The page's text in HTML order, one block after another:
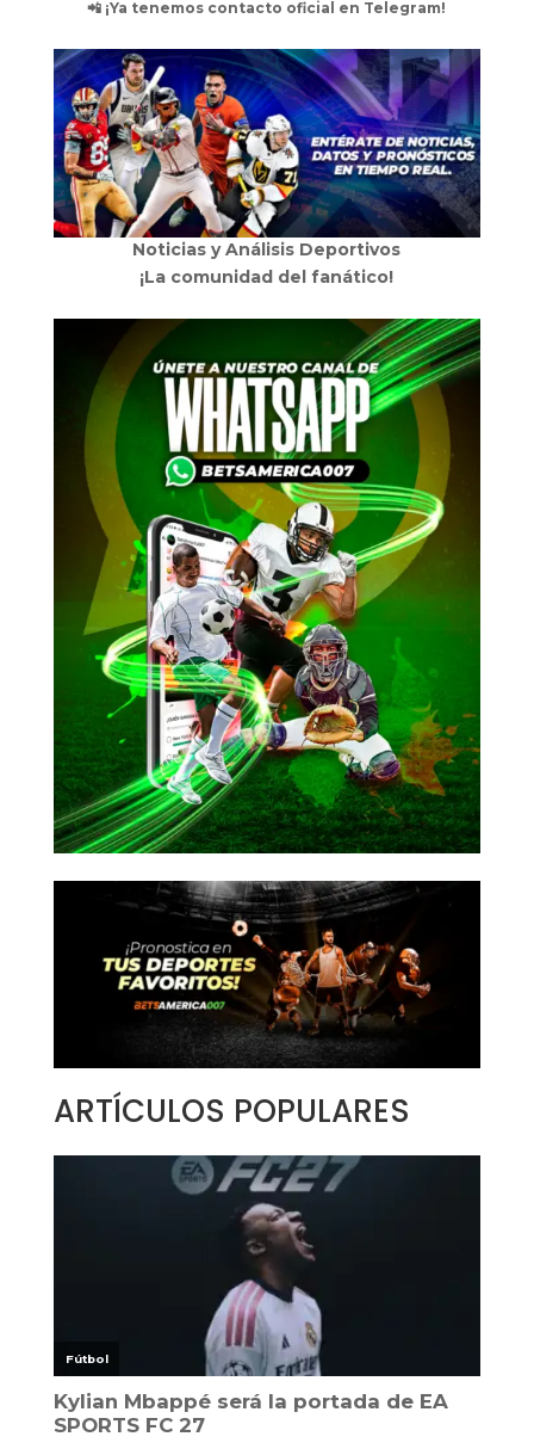
📲 ¡Ya tenemos contacto oficial en Telegram!
Noticias y Análisis Deportivos
¡La comunidad del fanático!
ARTÍCULOS POPULARES